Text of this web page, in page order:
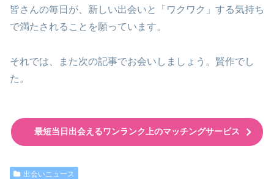
皆さんの毎日が、新しい出会いと「ワクワク」する気持ち
で満たされることを願っています。
それでは、また次の記事でお会いしましょう。賢作でし
た。
最短当日出会えるワンランク上のマッチングサービス
出会いニュース